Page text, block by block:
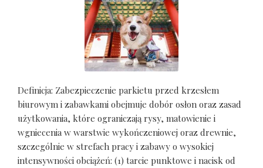
Definicja: Zabezpieczenie parkietu przed krzesłem
biurowym i zabawkami obejmuje dobór osłon oraz zasad
użytkowania, które ograniczają rysy, matowienie i
wgniecenia w warstwie wykończeniowej oraz drewnie,
szczególnie w strefach pracy i zabawy o wysokiej
intensywności obciążeń: (1) tarcie punktowe i nacisk od